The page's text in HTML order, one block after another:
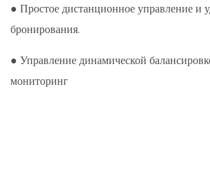
● Простое дистанционное управление и
бронирования.
● Управление динамической
мониторинг